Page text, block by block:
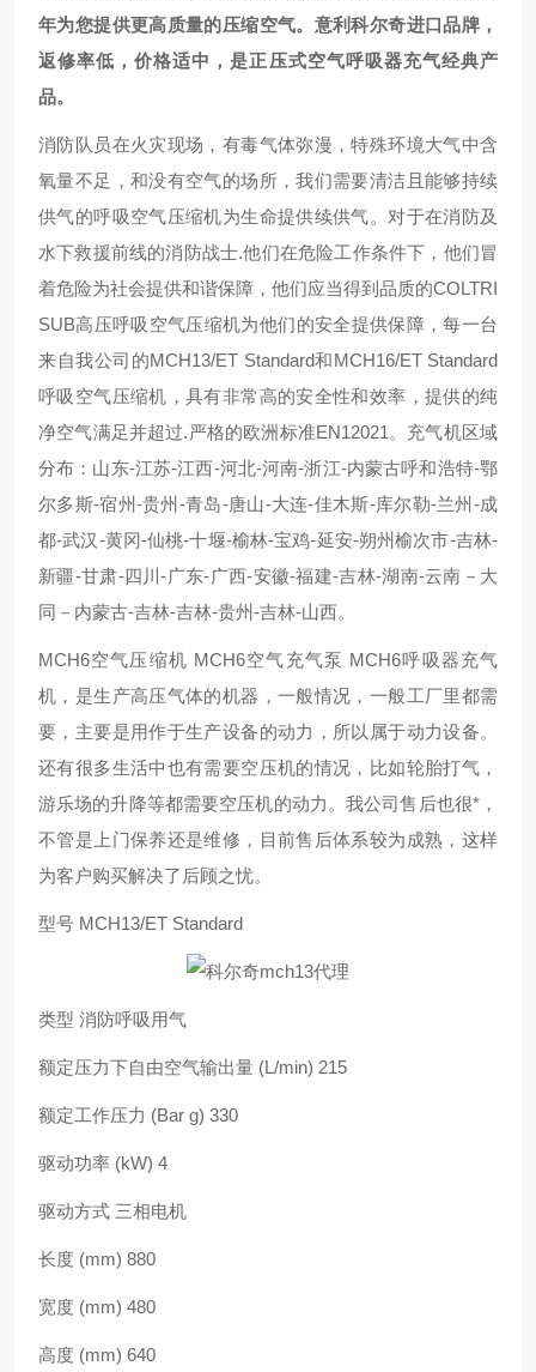
年为您提供更高质量的压缩空气。意利科尔奇进口品牌，
返修率低，价格适中，是正压式空气呼吸器充气经典产
品。
消防队员在火灾现场，有毒气体弥漫，特殊环境大气中含
氧量不足，和没有空气的场所，我们需要清洁且能够持续
供气的呼吸空气压缩机为生命提供续供气。对于在消防及
水下救援前线的消防战士.他们在危险工作条件下，他们冒
着危险为社会提供和谐保障，他们应当得到品质的COLTRI
SUB高压呼吸空气压缩机为他们的安全提供保障，每一台
来自我公司的MCH13/ET Standard和MCH16/ET Standard
呼吸空气压缩机，具有非常高的安全性和效率，提供的纯
净空气满足并超过.严格的欧洲标准EN12021。充气机区域
分布：山东-江苏-江西-河北-河南-浙江-内蒙古呼和浩特-鄂
尔多斯-宿州-贵州-青岛-唐山-大连-佳木斯-库尔勒-兰州-成
都-武汉-黄冈-仙桃-十堰-榆林-宝鸡-延安-朔州榆次市-吉林-
新疆-甘肃-四川-广东-广西-安徽-福建-吉林-湖南-云南－大
同－内蒙古-吉林-吉林-贵州-吉林-山西。
MCH6空气压缩机 MCH6空气充气泵 MCH6呼吸器充气
机，是生产高压气体的机器，一般情况，一般工厂里都需
要，主要是用作于生产设备的动力，所以属于动力设备。
还有很多生活中也有需要空压机的情况，比如轮胎打气，
游乐场的升降等都需要空压机的动力。我公司售后也很*，
不管是上门保养还是维修，目前售后体系较为成熟，这样
为客户购买解决了后顾之忧。
型号 MCH13/ET Standard
类型 消防呼吸用气
额定压力下自由空气输出量 (L/min) 215
额定工作压力 (Bar g) 330
驱动功率 (kW) 4
驱动方式 三相电机
长度 (mm) 880
宽度 (mm) 480
高度 (mm) 640